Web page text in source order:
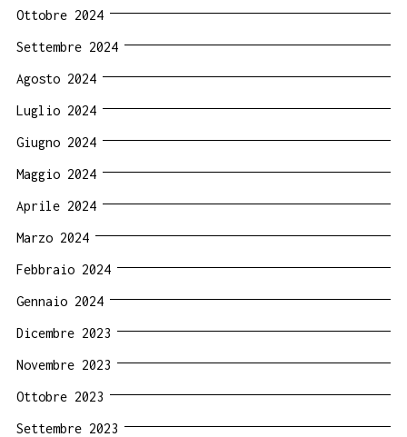
Ottobre 2024
Settembre 2024
Agosto 2024
Luglio 2024
Giugno 2024
Maggio 2024
Aprile 2024
Marzo 2024
Febbraio 2024
Gennaio 2024
Dicembre 2023
Novembre 2023
Ottobre 2023
Settembre 2023